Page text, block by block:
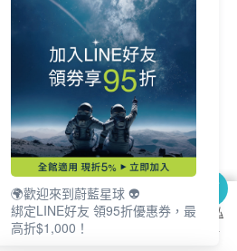
一個好評吧
網站使用 cookie 方式之詳情，及若您不希
更電腦的 cookie 設定，請參閱本網站「
隱私
用本網站即表示您同意本公司得按本網站使
🌍歡迎來到蔚藍星球 👽
綁定LINE好友 領95折優惠券，最
高折$1,000！